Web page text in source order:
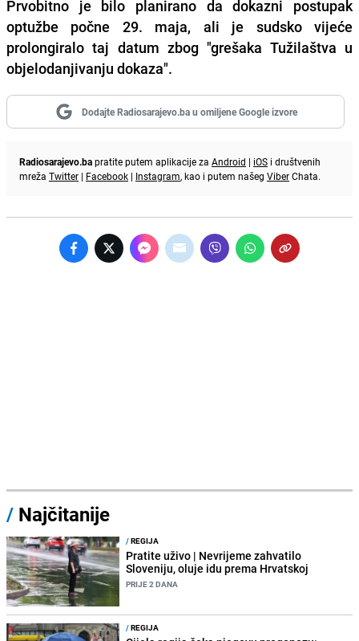
Prvobitno je bilo planirano da dokazni postupak
optužbe počne 29. maja, ali je sudsko vijeće
prolongiralo taj datum zbog "grešaka Tužilaštva u
objelodanjivanju dokaza".
Dodajte Radiosarajevo.ba u omiljene Google izvore
Radiosarajevo.bapratite putem aplikacije za Android | iOS i društvenih
mreža Twitter | Facebook | Instagram, kao i putem našeg ViberChata.
/ Najčitanije
/REGIJA
Pratite uživo | Nevrijeme zahvatilo
Sloveniju, oluje idu prema Hrvatskoj
PRIJE 2 DANA
/REGIJA